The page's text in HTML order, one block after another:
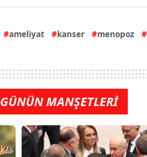
ameliyat kanser menopoz
GÜNÜN MANŞETLERİ